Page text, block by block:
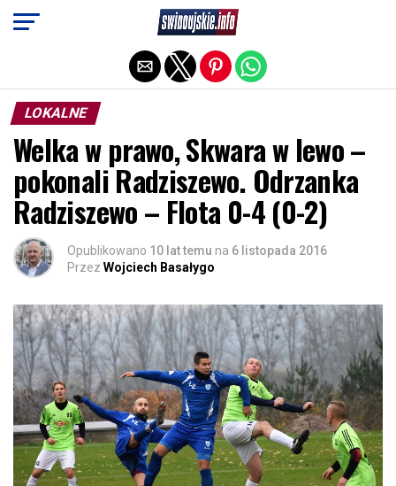
LOKALNE
Welka w prawo, Skwara w lewo –
pokonali Radziszewo. Odrzanka
Radziszewo – Flota 0-4 (0-2)
Opublikowano 10 lat temu na 6 listopada 2016
Przez Wojciech Basałygo
Exit mobile version